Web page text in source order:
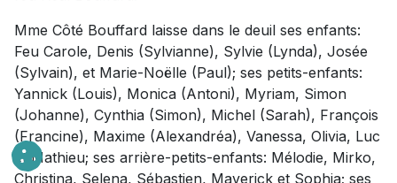
Mme Côté Bouffard laisse dans le deuil ses enfants:
Feu Carole, Denis (Sylvianne), Sylvie (Lynda), Josée
(Sylvain), et Marie-Noëlle (Paul); ses petits-enfants:
Yannick (Louis), Monica (Antoni), Myriam, Simon
(Johanne), Cynthia (Simon), Michel (Sarah), François
(Francine), Maxime (Alexandréa), Vanessa, Olivia, Luc
et Mathieu; ses arrière-petits-enfants: Mélodie, Mirko,
Christina, Selena, Sébastien, Maverick et Sophia; ses